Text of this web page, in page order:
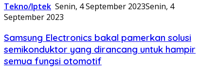
Tekno/Iptek Senin, 4 September 2023Senin, 4
September 2023
Samsung Electronics bakal pamerkan solusi
semikonduktor yang dirancang untuk hampir
semua fungsi otomotif